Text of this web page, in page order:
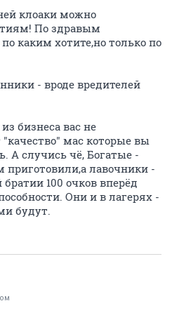
клоаки можно
По здравым
каким хотите,но только по
- вроде вредителей
бизнеса вас не
мас которые вы
А случись чё, Богатые -
приготовили,а лавочники -
100 очков вперёд
Они и в лагерях -
будут.